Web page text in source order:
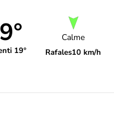
19°
Calme
Rafales10 km/h